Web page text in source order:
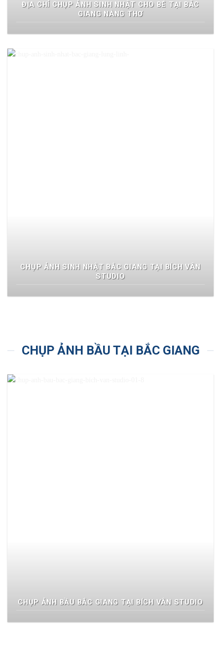
ĐỊA CHỈ CHỤP ẢNH SINH NHẬT CHO BÉ TẠI BẮC
GIANG NÀNG THƠ
CHỤP ẢNH SINH NHẬT BẮC GIANG TẠI BÍCH VÂN
STUDIO
CHỤP ẢNH BẦU TẠI BẮC GIANG
CHỤP ẢNH BẦU BẮC GIANG TẠI BÍCH VÂN STUDIO